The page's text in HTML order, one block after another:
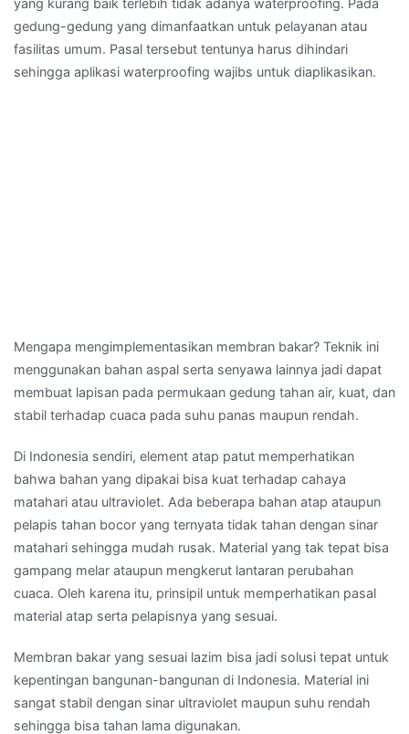
yang kurang baik terlebih tidak adanya waterproofing. Pada
gedung-gedung yang dimanfaatkan untuk pelayanan atau
fasilitas umum. Pasal tersebut tentunya harus dihindari
sehingga aplikasi waterproofing wajibs untuk diaplikasikan.
Mengapa mengimplementasikan membran bakar? Teknik ini
menggunakan bahan aspal serta senyawa lainnya jadi dapat
membuat lapisan pada permukaan gedung tahan air, kuat, dan
stabil terhadap cuaca pada suhu panas maupun rendah.
Di Indonesia sendiri, element atap patut memperhatikan
bahwa bahan yang dipakai bisa kuat terhadap cahaya
matahari atau ultraviolet. Ada beberapa bahan atap ataupun
pelapis tahan bocor yang ternyata tidak tahan dengan sinar
matahari sehingga mudah rusak. Material yang tak tepat bisa
gampang melar ataupun mengkerut lantaran perubahan
cuaca. Oleh karena itu, prinsipil untuk memperhatikan pasal
material atap serta pelapisnya yang sesuai.
Membran bakar yang sesuai lazim bisa jadi solusi tepat untuk
kepentingan bangunan-bangunan di Indonesia. Material ini
sangat stabil dengan sinar ultraviolet maupun suhu rendah
sehingga bisa tahan lama digunakan.